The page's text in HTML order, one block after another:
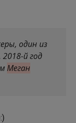
один из
й год
Меган